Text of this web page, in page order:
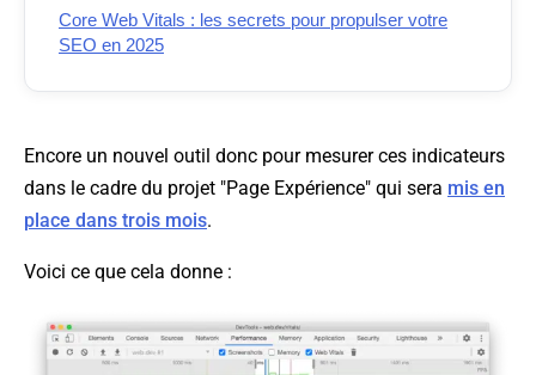
Core Web Vitals : les secrets pour propulser votre
SEO en 2025
Encore un nouvel outil donc pour mesurer ces indicateurs
dans le cadre du projet "Page Expérience" qui sera mis en
place dans trois mois.
Voici ce que cela donne :